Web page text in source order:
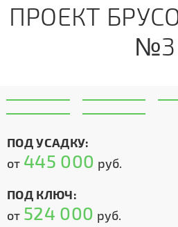
ПРОЕКТ
№3
ПОД УСАДКУ:
от 445 000 руб.
ПОД КЛЮЧ:
от 524 000 руб.